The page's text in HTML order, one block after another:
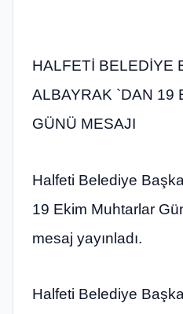
HALFETİ BELEDİYE
ALBAYRAK `DAN 19
GÜNÜ MESAJI
Halfeti Belediye
19 Ekim Muhtarlar
mesaj yayınladı.
Halfeti Belediye